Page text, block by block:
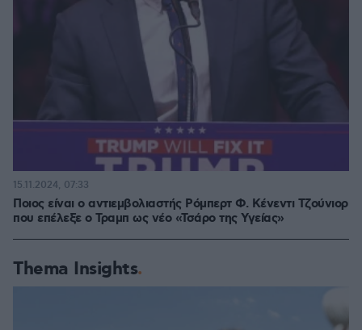
Ποιος είναι ο αντιεμβολιαστής Ρόμπερτ Φ. Κένεντι Τζούνιορ
που επέλεξε ο Τραμπ ως νέο «Τσάρο της Υγείας»
15.11.2024, 07:33
Thema Insights